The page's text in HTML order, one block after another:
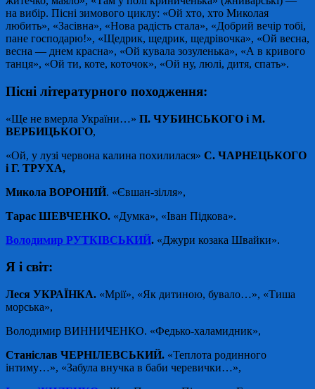
на вибір. Пісні зимового циклу: «Ой хто, хто Миколая
любить», «Засівна», «Нова радість стала», «Добрий вечір тобі,
пане господарю!», «Щедрик, щедрик, щедрівочка», «Ой весна,
весна — днем красна», «Ой кувала зозуленька», «А в кривого
танця», «Ой ти, коте, коточок», «Ой ну, люлі, дитя, спать».
Пісні літературного походження:
«Ще не вмерла України…» П. ЧУБИНСЬКОГО і М.
ВЕРБИЦЬКОГО,
«Ой, у лузі червона калина похилилася» С. ЧАРНЕЦЬКОГО
і Г. ТРУХА,
Микола ВОРОНИЙ. «Євшан-зілля»,
Тарас ШЕВЧЕНКО. «Думка», «Іван Підкова».
Володимир РУТКІВСЬКИЙ. «Джури козака Швайки».
Я і світ:
Леся УКРАЇНКА. «Мрії», «Як дитиною, бувало…», «Тиша
морська»,
Володимир ВИННИЧЕНКО. «Федько-халамидник»,
Станіслав ЧЕРНІЛЕВСЬКИЙ. «Теплота родинного
інтиму…», «Забула внучка в баби черевички…»,